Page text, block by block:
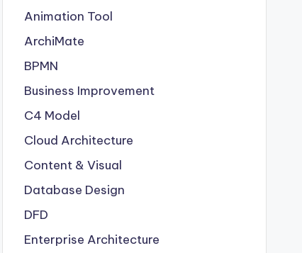
Animation Tool
ArchiMate
BPMN
Business Improvement
C4 Model
Cloud Architecture
Content & Visual
Database Design
DFD
Enterprise Architecture